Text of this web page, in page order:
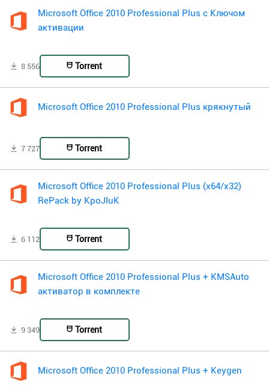
Microsoft Office 2010 Professional Plus с Ключом
активации
8 556 Torrent
Microsoft Office 2010 Professional Plus крякнутый
7 727 Torrent
Microsoft Office 2010 Professional Plus (x64/x32)
RePack by KpoJIuK
6 112 Torrent
Microsoft Office 2010 Professional Plus + KMSAuto
активатор в комплекте
9 349 Torrent
Microsoft Office 2010 Professional Plus + Keygen